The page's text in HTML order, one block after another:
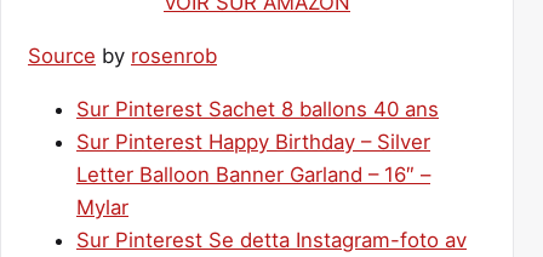
Source by rosenrob
Sur Pinterest Sachet 8 ballons 40 ans
Sur Pinterest Happy Birthday – Silver
Letter Balloon Banner Garland – 16″ –
Mylar
Sur Pinterest Se detta Instagram-foto av